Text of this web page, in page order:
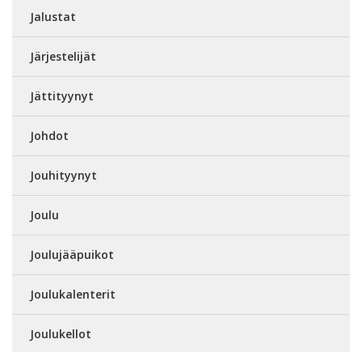
Jalustat
Järjestelijät
Jättityynyt
Johdot
Jouhityynyt
Joulu
Joulujääpuikot
Joulukalenterit
Joulukellot